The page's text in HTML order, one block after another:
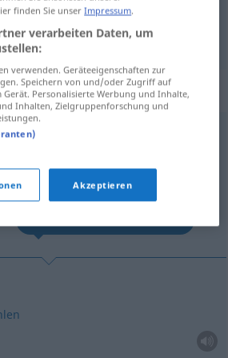
erschlagen
: Adjektiv
anklicken/antippen)
finden Sie unserImpressum.
verarbeiten Daten, um
verwenden. Geräteeigenschaften zur
Speichern von und/oder Zugriff auf
Personalisierte Werbung und Inhalte,
Inhalten, Zielgruppenforschung und
Akzeptieren